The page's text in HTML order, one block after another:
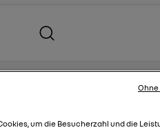
um die Besucherzahl und die